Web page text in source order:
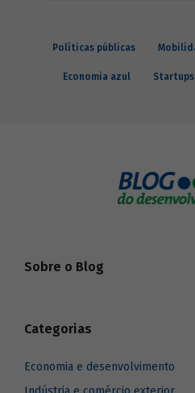
Políticas públicas
Economia azul Startups
Sobre o Blog
Categorias
Economia e desenvolvimento